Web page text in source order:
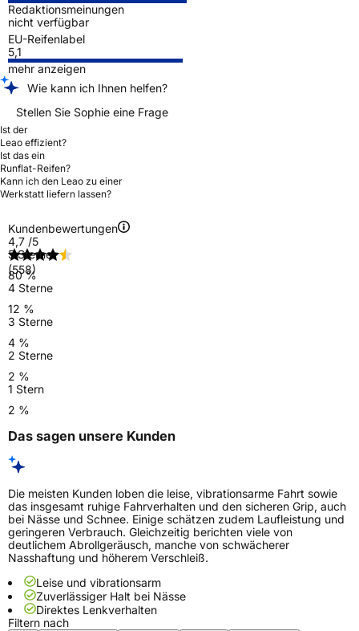
Redaktionsmeinungen
nicht verfügbar
EU-Reifenlabel
5,1
mehr anzeigen
Wie kann ich Ihnen helfen?
Stellen Sie Sophie eine Frage
Ist der
Leao effizient?
Ist das ein
Runflat-Reifen?
Kann ich den Leao zu einer
Werkstatt liefern lassen?
Kundenbewertungen
4,7 /5
(558)
5 Sterne
80 %
4 Sterne
12 %
3 Sterne
4 %
2 Sterne
2 %
1 Stern
2 %
Das sagen unsere Kunden
Die meisten Kunden loben die leise, vibrationsarme Fahrt sowie
das insgesamt ruhige Fahrverhalten und den sicheren Grip, auch
bei Nässe und Schnee. Einige schätzen zudem Laufleistung und
geringeren Verbrauch. Gleichzeitig berichten viele von
deutlichem Abrollgeräusch, manche von schwächerer
Nasshaftung und höherem Verschleiß.
Leise und vibrationsarm
Zuverlässiger Halt bei Nässe
Direktes Lenkverhalten
Filtern nach